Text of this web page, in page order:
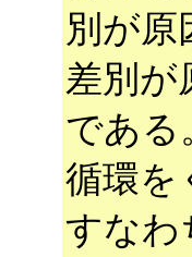
別が原
差別が
である
循環を
すなわ